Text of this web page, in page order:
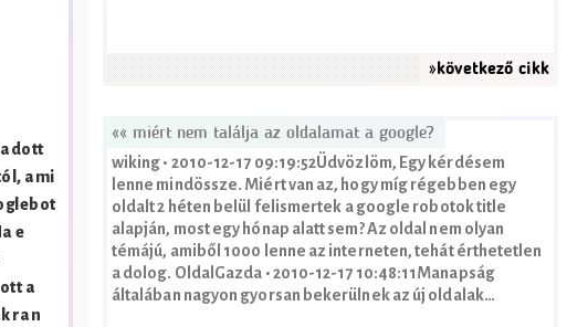
adott
ami
e
a
»következő cikk
«« miért nem találja az oldalamat a google?
wiking • 2010-12-17 09:19:52Üdvözlöm, Egy kérdésem
lenne mindössze. Miért van az, hogy míg régebben egy
oldalt 2 héten belül felismertek a google robotok title
alapján, most egy hónap alatt sem? Az oldal nem olyan
témájú, amiből 1000 lenne az interneten, tehát érthetetlen
a dolog. OldalGazda • 2010-12-17 10:48:11Manapság
általában nagyon gyorsan bekerülnek az új oldalak…